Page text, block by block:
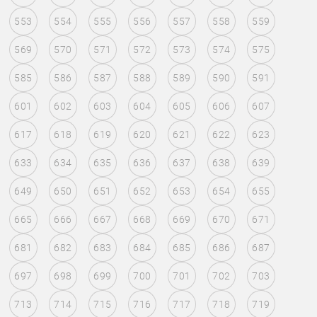
553 554 555 556 557 558 559
569 570 571 572 573 574 575
585 586 587 588 589 590 591
601 602 603 604 605 606 607
617 618 619 620 621 622 623
633 634 635 636 637 638 639
649 650 651 652 653 654 655
665 666 667 668 669 670 671
681 682 683 684 685 686 687
697 698 699 700 701 702 703
713 714 715 716 717 718 719